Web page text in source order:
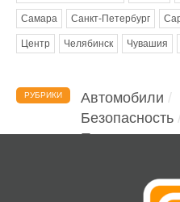
Самара Санкт-Петербург
Центр Челябинск Чувашия
РУБРИКИ Автомобили
Безопасность
Помощь